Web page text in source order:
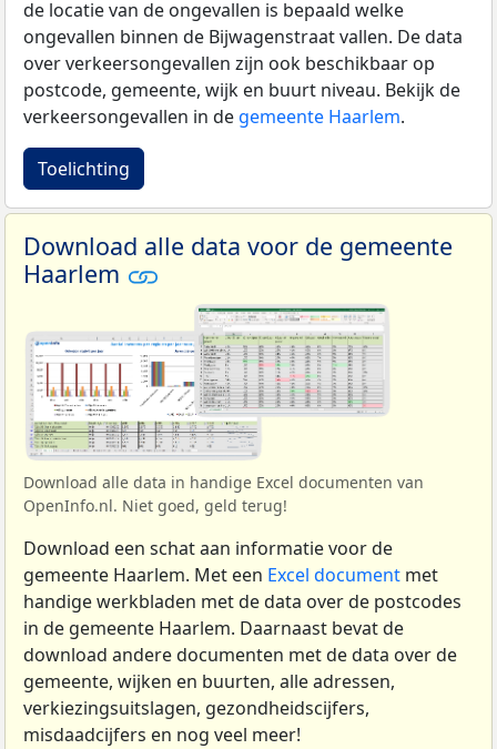
de locatie van de ongevallen is bepaald welke
ongevallen binnen de Bijwagenstraat vallen. De data
over verkeersongevallen zijn ook beschikbaar op
postcode, gemeente, wijk en buurt niveau. Bekijk de
verkeersongevallen in de gemeente Haarlem.
Toelichting
Download alle data voor de gemeente
Haarlem
Download alle data in handige Excel documenten van
OpenInfo.nl. Niet goed, geld terug!
Download een schat aan informatie voor de
gemeente Haarlem. Met een Excel document met
handige werkbladen met de data over de postcodes
in de gemeente Haarlem. Daarnaast bevat de
download andere documenten met de data over de
gemeente, wijken en buurten, alle adressen,
verkiezingsuitslagen, gezondheidscijfers,
misdaadcijfers en nog veel meer!